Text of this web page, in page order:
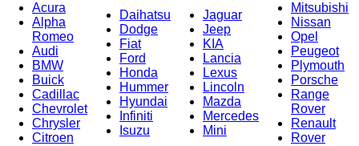
Acura
Alpha
Romeo
Audi
BMW
Buick
Cadillac
Chevrolet
Chrysler
Citroen
Daihatsu
Dodge
Fiat
Ford
Honda
Hummer
Hyundai
Infiniti
Isuzu
Jaguar
Jeep
KIA
Lancia
Lexus
Lincoln
Mazda
Mercedes
Mini
Mitsubishi
Nissan
Opel
Peugeot
Plymouth
Porsche
Range
Rover
Renault
Rover